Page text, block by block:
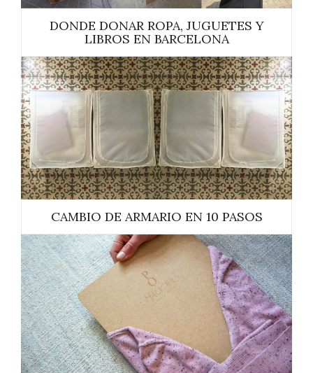
DONDE DONAR ROPA, JUGUETES Y
LIBROS EN BARCELONA
CAMBIO DE ARMARIO EN 10 PASOS